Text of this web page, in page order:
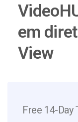
em
View
Free 14-Day